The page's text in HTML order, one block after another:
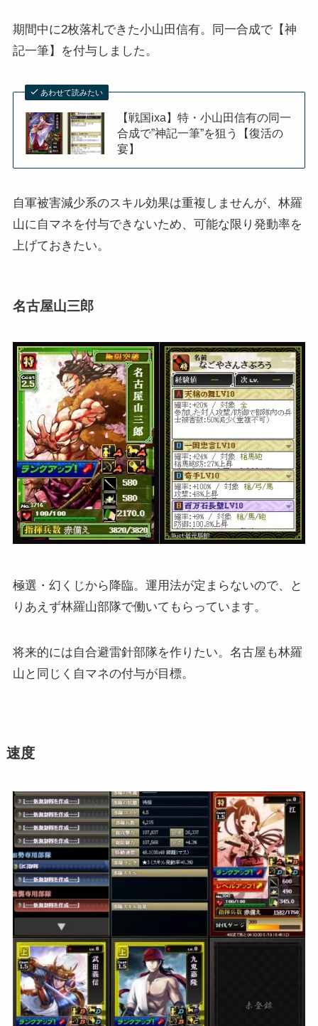
期間中に2枚落札できた小山田信有。同一合成で【神
記一筆】を付与しました。
あわせて読みたい
【戦国ixa】特・小山田信有の同一
合成で”神記一筆”を狙う【復活の
宴】
自軍被害減少系のスキル効果は重複しませんが、林羅
山に自マネを付与できないため、可能な限り発動率を
上げておきたい。
名古屋山三郎
極選・幻くじから降臨。運用法が定まらないので、と
りあえず林羅山部隊で働いてもらっています。
将来的には自合避雷針部隊を作りたい。名古屋も林羅
山と同じく自マネの付与が目標。
速度